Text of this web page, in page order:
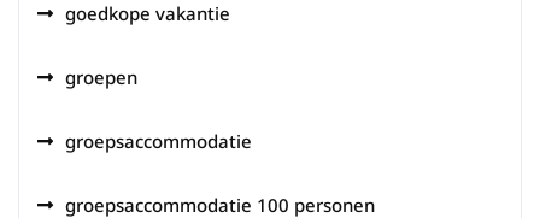
goedkope vakantie
groepen
groepsaccommodatie
groepsaccommodatie 100 personen